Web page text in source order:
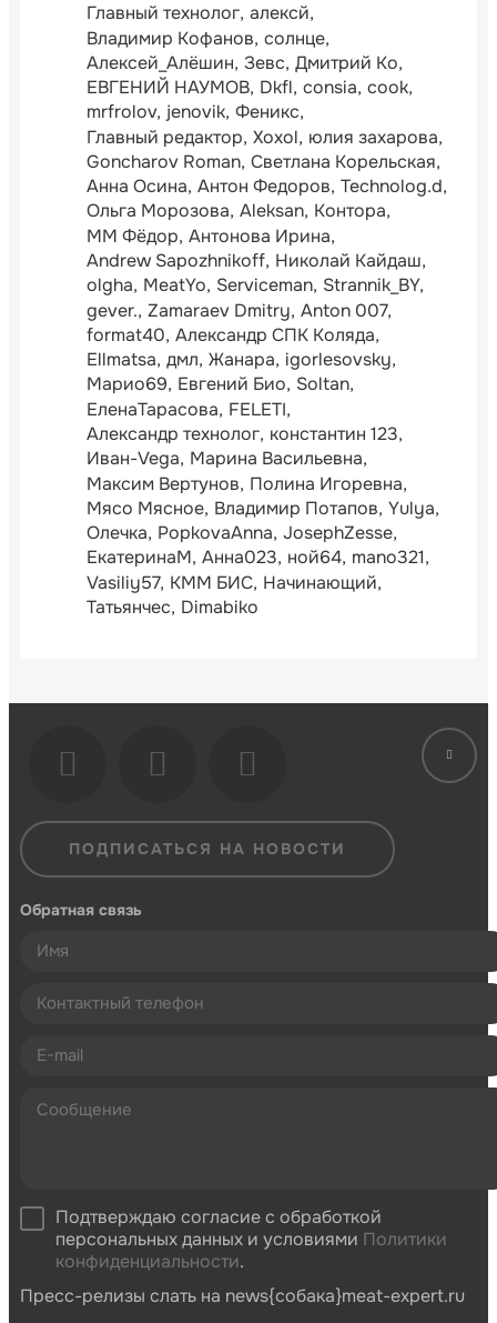
Главный технолог алексй
Владимир Кофанов солнце
Алексей_Алёшин Зевс Дмитрий Ко
ЕВГЕНИЙ НАУМОВ Dkfl consia cook
mrfrolov jenovik Феникс
Главный редактор Xoxol юлия захарова
Goncharov Roman Светлана Корельская
Анна Осина Антон Федоров Technolog.d
Ольга Морозова Aleksan Контора
ММ Фёдор Антонова Ирина
Andrew Sapozhnikoff Николай Кайдаш
olgha MeatYo Serviceman Strannik_BY
gever. Zamaraev Dmitry Anton 007
format40 Александр СПК Коляда
Ellmatsa дмл Жанара igorlesovsky
Марио69 Евгений Био Soltan
ЕленаТарасова FELETI
Александр технолог константин 123
Иван-Vega Марина Васильевна
Максим Вертунов Полина Игоревна
Мясо Мясное Владимир Потапов Yulya
Олечка PopkovaAnna JosephZesse
ЕкатеринаМ Анна023 ной64 mano321
Vasiliy57 КММ БИС Начинающий
Татьянчес Dimabiko
ПОДПИСАТЬСЯ НА НОВОСТИ
Обратная связь
Подтверждаю согласие с обработкой
персональных данных и условиями Политики
конфиденциальности.
Пресс-релизы слать на news{собака}meat-expert.ru